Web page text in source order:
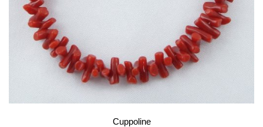
Cuppoline